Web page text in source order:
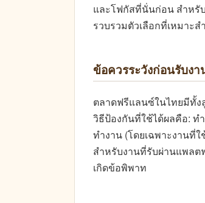
และโฟกัสที่นั่นก่อน สำหรั
รวบรวมตัวเลือกที่เหมาะ
ข้อควรระวังก่อนรับง
ตลาดฟรีแลนซ์ในไทยมีทั้
วิธีป้องกันที่ใช้ได้ผลคือ: ท
ทำงาน (โดยเฉพาะงานที่
สำหรับงานที่รับผ่านแพล
เกิดข้อพิพาท